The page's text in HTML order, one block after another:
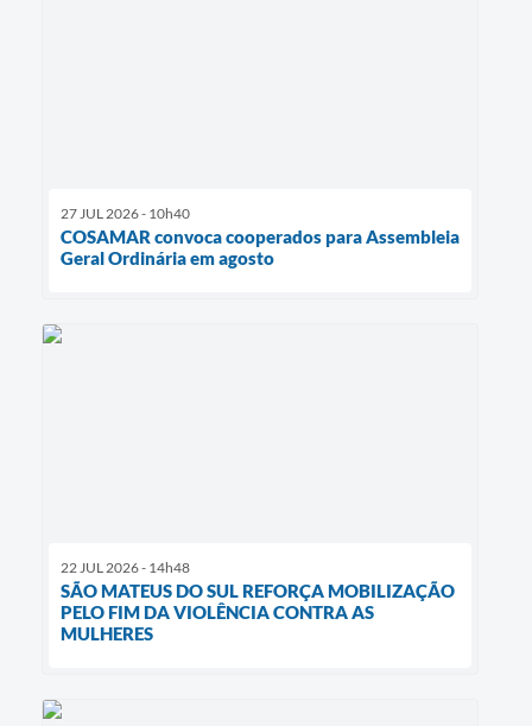
27 JUL 2026 - 10h40
COSAMAR convoca cooperados para Assembleia
Geral Ordinária em agosto
22 JUL 2026 - 14h48
SÃO MATEUS DO SUL REFORÇA MOBILIZAÇÃO
PELO FIM DA VIOLÊNCIA CONTRA AS
MULHERES